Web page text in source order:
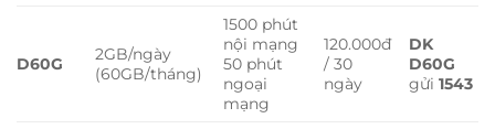
D60G
2GB/ngày
(60GB/tháng)
1500 phút
nội mạng
50 phút
ngoại
mạng
120.000đ
/ 30
ngày
DK
D60G
gửi1543